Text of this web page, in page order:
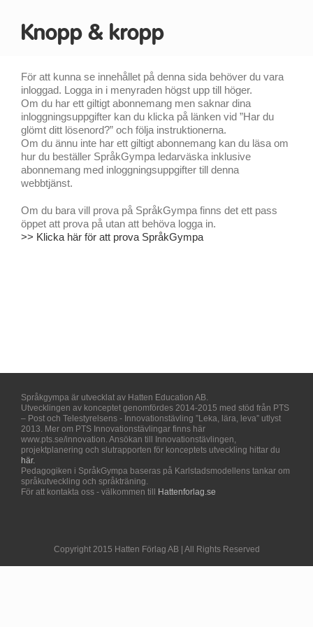
Knopp & kropp
För att kunna se innehållet på denna sida behöver du vara
inloggad. Logga in i menyraden högst upp till höger.
Om du har ett giltigt abonnemang men saknar dina
inloggningsuppgifter kan du klicka på länken vid ”Har du
glömt ditt lösenord?” och följa instruktionerna.
Om du ännu inte har ett giltigt abonnemang kan du läsa om
hur du beställer SpråkGympa ledarväska inklusive
abonnemang med inloggningsuppgifter till denna
webbtjänst.
Om du bara vill prova på SpråkGympa finns det ett pass
öppet att prova på utan att behöva logga in.
>> Klicka här för att prova SpråkGympa
Språkgympa är utvecklat av Hatten Education AB.
Utvecklingen av konceptet genomfördes 2014-2015 med stöd från PTS
– Post och Telestyrelsens - Innovationstävling ”Leka, lära, leva” utlyst
2013. Mer om PTS Innovationstävlingar finns här
www.pts.se/innovation. Ansökan till Innovationstävlingen,
projektplanering och slutrapporten för konceptets utveckling hittar du
här.
Pedagogiken i SpråkGympa baseras på Karlstadsmodellens tankar om
språkutveckling och språkträning.
För att kontakta oss - välkommen till
Hattenforlag.se
Copyright 2015 Hatten Förlag AB | All Rights Reserved